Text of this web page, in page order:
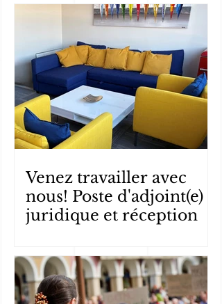
Venez travailler avec
nous! Poste d'adjoint(e)
juridique et réception